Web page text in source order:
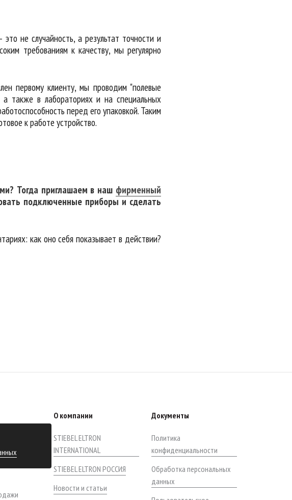
не случайность, а результат точности и
требованиям к качеству, мы регулярно
первому клиенту, мы проводим "полевые
а также в лабораториях и на специальных
перед его упаковкой. Таким
к работе устройство.
Тогда приглашаем в наш фирменный
подключенные приборы и сделать
как оно себя показывает в действии?
О компании
STIEBEL ELTRON
INTERNATIONAL
STIEBEL ELTRON РОССИЯ
Новости и статьи
Документы
Политика
конфиденциальности
Обработка персональных
данных